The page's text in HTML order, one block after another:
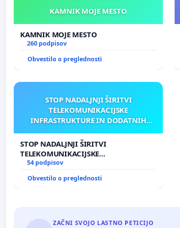
KAMNIK MOJE MESTO
KAMNIK MOJE MESTO
260 podpisov
Obvestilo o preglednosti
STOP NADALJNJI ŠIRITVI
TELEKOMUNIKACIJSKE
INFRASTRUKTURE IN DODATNIH
STOP NADALJNJI ŠIRITVI
TELEKOMUNIKACIJSKE
INFRASTRUKTURE IN DODATNIH
54 podpisov
Obvestilo o preglednosti
ZAČNI SVOJO LASTNO PETICIJO